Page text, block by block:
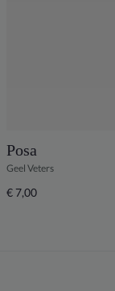
Posa
Geel Veters
€ 7,00